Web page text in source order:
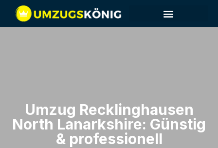
Umzug Recklinghausen​
North Lanarkshire: Günstig
& professionell​